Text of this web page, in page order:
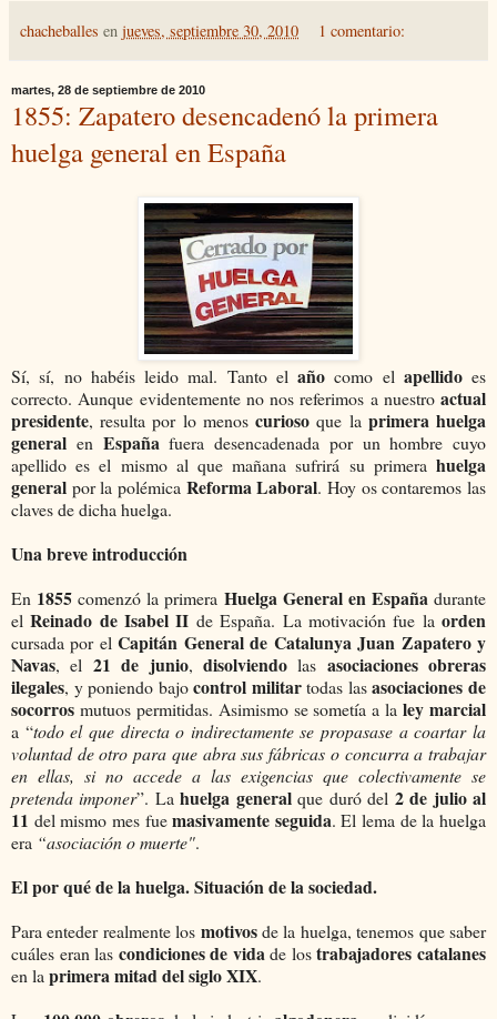
chacheballes en jueves, septiembre 30, 2010 1 comentario:
martes, 28 de septiembre de 2010
1855: Zapatero desencadenó la primera
huelga general en España
Sí, sí, no habéis leido mal. Tanto el añocomo el apellido es
correcto. Aunque evidentemente no nos referimos a nuestro actual
presidente, resulta por lo menoscuriosoque la primera huelga
general en Españafuera desencadenada por un hombre cuyo
apellido es el mismo al que mañana sufrirá su primera huelga
general por la polémica Reforma Laboral. Hoy os contaremos las
claves de dicha huelga.
Una breve introducción
En 1855comenzó la primera Huelga General en España durante
elReinado de Isabel II de España. La motivación fue laorden
cursada por elCapitán General de Catalunya Juan Zapatero y
Navas, el 21 de junio, disolviendolas asociaciones obreras
ilegales, y poniendo bajocontrol militartodas lasasociaciones de
socorros mutuos permitidas. Asimismo se sometía a laley marcial
a “todo el que directa o indirectamente se propasase a coartar la
voluntad de otro para que abra sus fábricas o concurra a trabajar
en ellas, si no accede a las exigencias que colectivamente se
pretenda imponer”. Lahuelga generalque duró del 2 de julio al
11 del mismo mes fuemasivamente seguida. El lema de la huelga
era “asociación o muerte".
El por qué de la huelga. Situación de la sociedad.
Para enteder realmente los motivosde la huelga, tenemos que saber
cuáles eran las condiciones de vida de lostrabajadores catalanes
en la primera mitad del siglo XIX.